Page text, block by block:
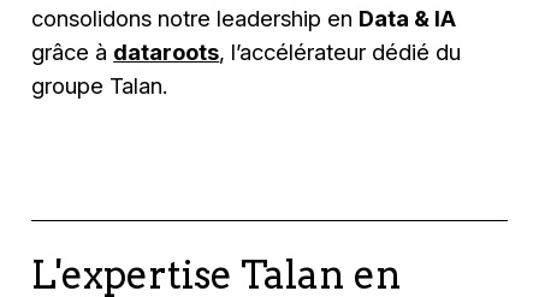
consolidons notre leadership en Data & IA
grâce à dataroots, l’accélérateur dédié du
groupe Talan.
L'expertise Talan en